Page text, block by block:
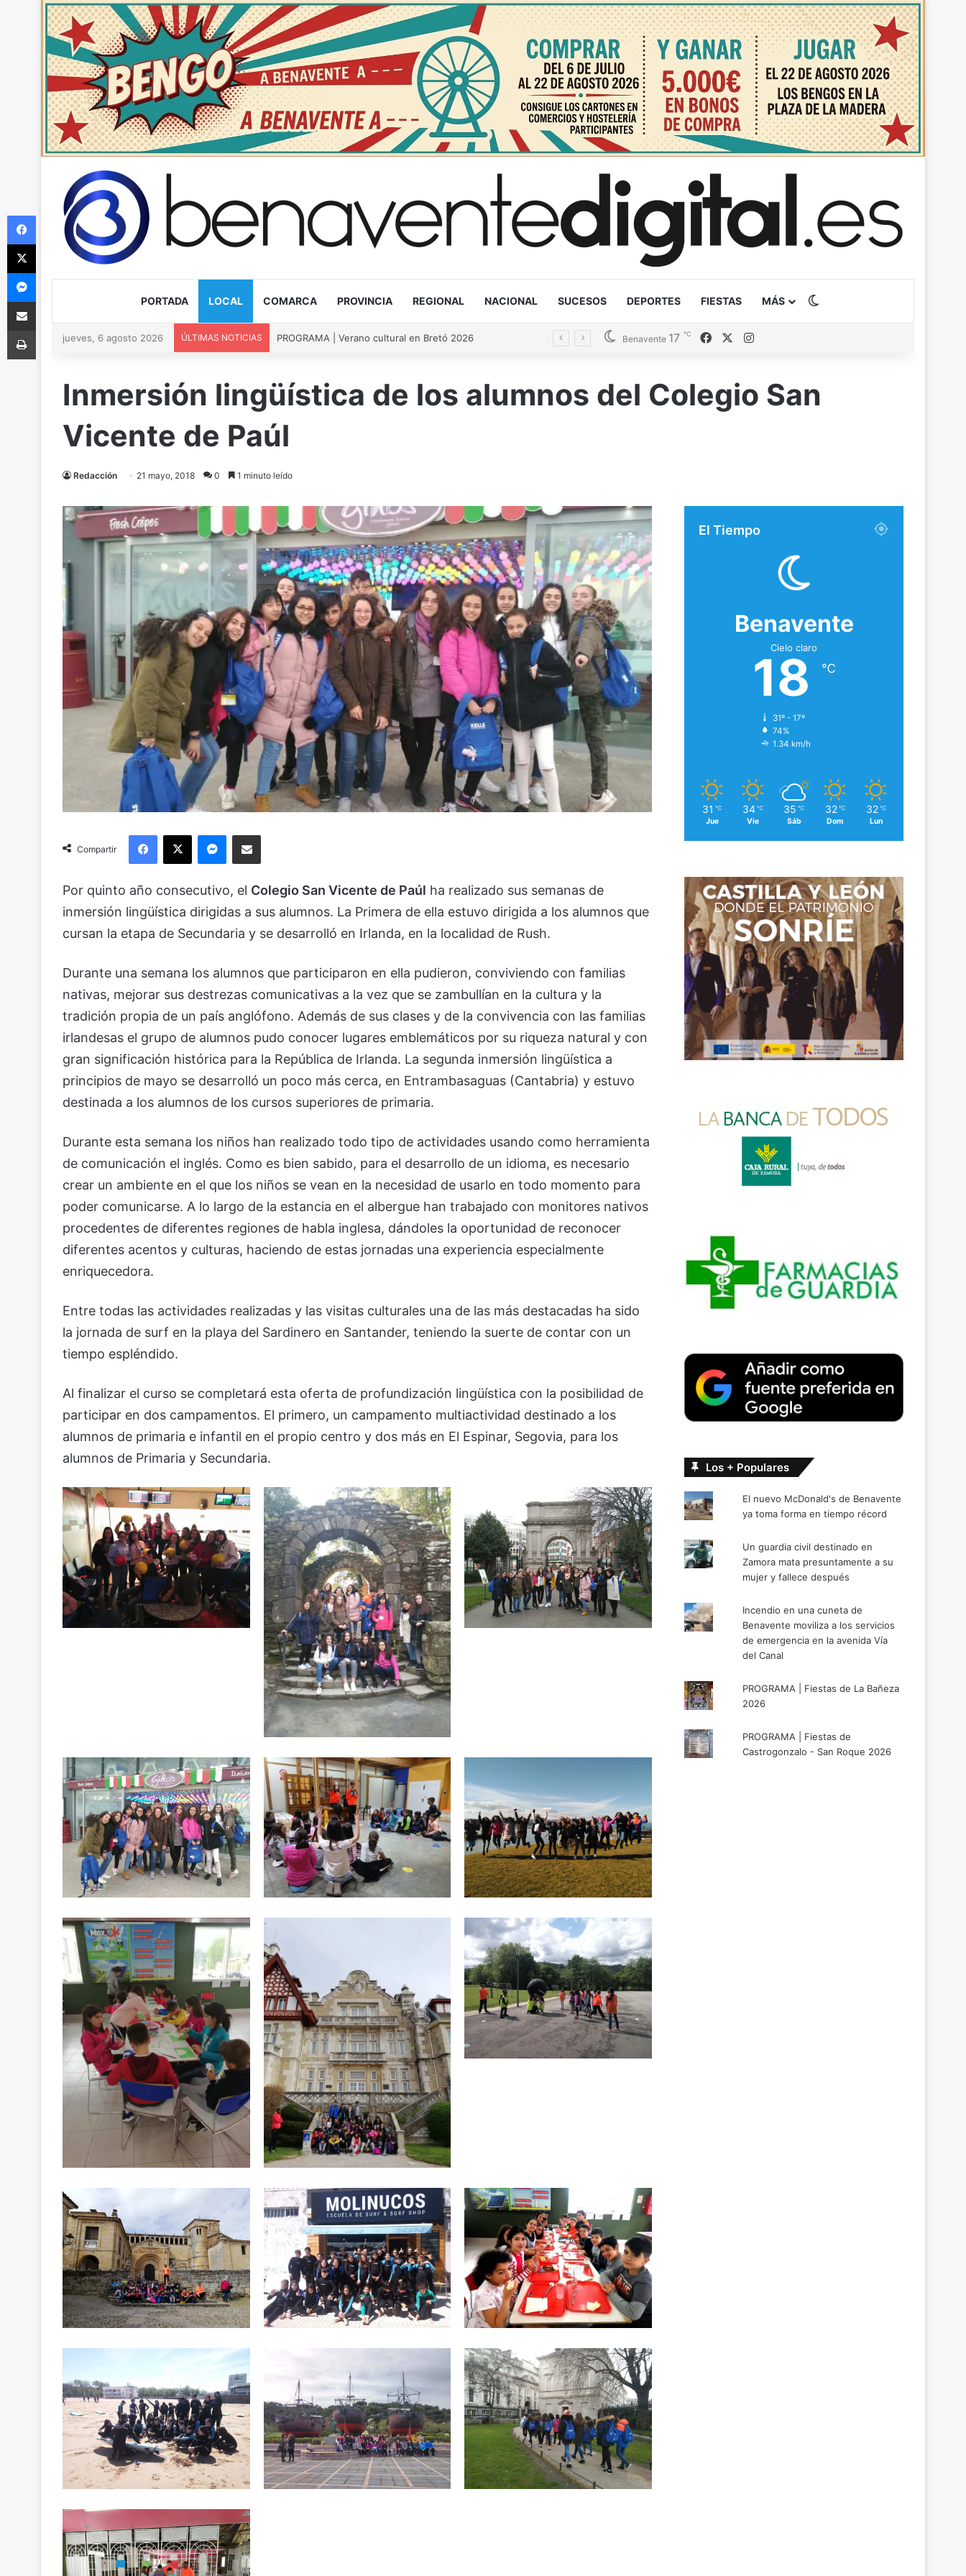
PORTADA LOCAL COMARCA PROVINCIA REGIONAL NACIONAL SUCESOS DEPORTES FIESTAS MÁS
jueves, 6 agosto 2026 ÚLTIMAS NOTICIAS Benavente 17 ℃ Facebook
Inmersión lingüística de los alumnos del Colegio San
Vicente de Paúl
Redacción 21 mayo, 2018 0 1 minuto leído
Compartir
Por quinto año consecutivo, el Colegio San Vicente de Paúl ha realizado sus semanas de
inmersión lingüística dirigidas a sus alumnos. La Primera de ella estuvo dirigida a los alumnos que
cursan la etapa de Secundaria y se desarrolló en Irlanda, en la localidad de Rush.
Durante una semana los alumnos que participaron en ella pudieron, conviviendo con familias
nativas, mejorar sus destrezas comunicativas a la vez que se zambullían en la cultura y la
tradición propia de un país anglófono. Además de sus clases y de la convivencia con las familias
irlandesas el grupo de alumnos pudo conocer lugares emblemáticos por su riqueza natural y con
gran significación histórica para la República de Irlanda. La segunda inmersión lingüística a
principios de mayo se desarrolló un poco más cerca, en Entrambasaguas (Cantabria) y estuvo
destinada a los alumnos de los cursos superiores de primaria.
Durante esta semana los niños han realizado todo tipo de actividades usando como herramienta
de comunicación el inglés. Como es bien sabido, para el desarrollo de un idioma, es necesario
crear un ambiente en el que los niños se vean en la necesidad de usarlo en todo momento para
poder comunicarse. A lo largo de la estancia en el albergue han trabajado con monitores nativos
procedentes de diferentes regiones de habla inglesa, dándoles la oportunidad de reconocer
diferentes acentos y culturas, haciendo de estas jornadas una experiencia especialmente
enriquecedora.
Entre todas las actividades realizadas y las visitas culturales una de las más destacadas ha sido
la jornada de surf en la playa del Sardinero en Santander, teniendo la suerte de contar con un
tiempo espléndido.
Al finalizar el curso se completará esta oferta de profundización lingüística con la posibilidad de
participar en dos campamentos. El primero, un campamento multiactividad destinado a los
alumnos de primaria e infantil en el propio centro y dos más en El Espinar, Segovia, para los
alumnos de Primaria y Secundaria.
El Tiempo
Benavente
Cielo claro
18 ℃
31º - 17º
74%
1.34 km/h
31 ℃
Jue
34 ℃
Vie
35 ℃
Sáb
32 ℃
Dom
32 ℃
Lun
Los + Populares
El nuevo McDonald's de Benavente
ya toma forma en tiempo récord
Un guardia civil destinado en
Zamora mata presuntamente a su
mujer y fallece después
Incendio en una cuneta de
Benavente moviliza a los servicios
de emergencia en la avenida Vía
del Canal
PROGRAMA | Fiestas de La Bañeza
2026
PROGRAMA | Fiestas de
Castrogonzalo - San Roque 2026
Facebook